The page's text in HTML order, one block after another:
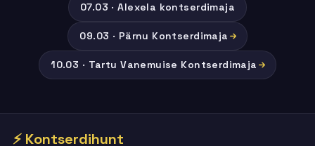
07.03 · Alexela kontserdimaja
09.03 · Pärnu Kontserdimaja
10.03 · Tartu Vanemuise Kontserdimaja
⚡ Kontserdihunt